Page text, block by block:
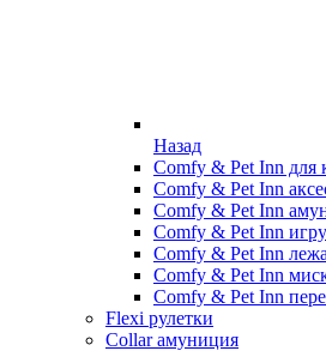
Назад
Comfy & Pet Inn для
Comfy & Pet Inn
Comfy & Pet Inn
Comfy & Pet Inn
Comfy & Pet Inn
Comfy & Pet Inn
Comfy & Pet Inn
Flexi рулетки
Collar амуниция